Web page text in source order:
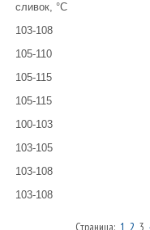
сливок, °С
103-108
105-110
105-115
105-115
100-103
103-105
103-108
103-108
Страница: 1 2 3